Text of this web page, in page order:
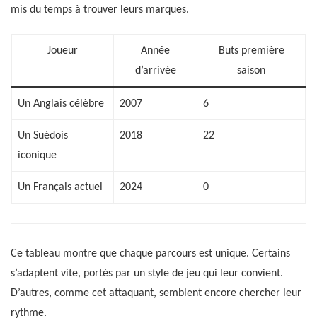
mis du temps à trouver leurs marques.
Joueur
Année
d’arrivée
Buts première
saison
Un Anglais célèbre 2007 6
Un Suédois
iconique
2018 22
Un Français actuel 2024 0
Ce tableau montre que chaque parcours est unique. Certains
s’adaptent vite, portés par un style de jeu qui leur convient.
D’autres, comme cet attaquant, semblent encore chercher leur
rythme.